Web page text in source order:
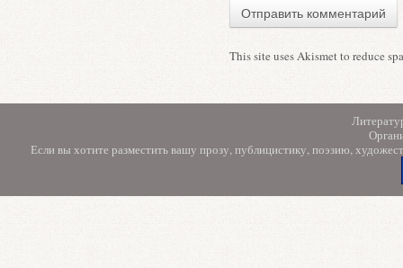
This site uses Akismet to reduce
Если вы хотите разместить вашу прозу, публицистику, поэзию,